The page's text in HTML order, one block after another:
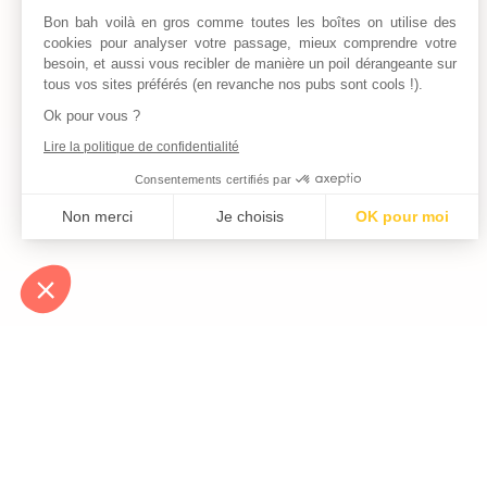
Bon bah voilà en gros comme toutes les boîtes on utilise des
cookies pour analyser votre passage, mieux comprendre votre
besoin, et aussi vous recibler de manière un poil dérangeante sur
tous vos sites préférés (en revanche nos pubs sont cools !).
Ok pour vous ?
Lire la politique de confidentialité
Consentements certifiés par
Non merci Je choisis
OK pour moi
Notre plateforme vous permet d'adapter et de gérer vos